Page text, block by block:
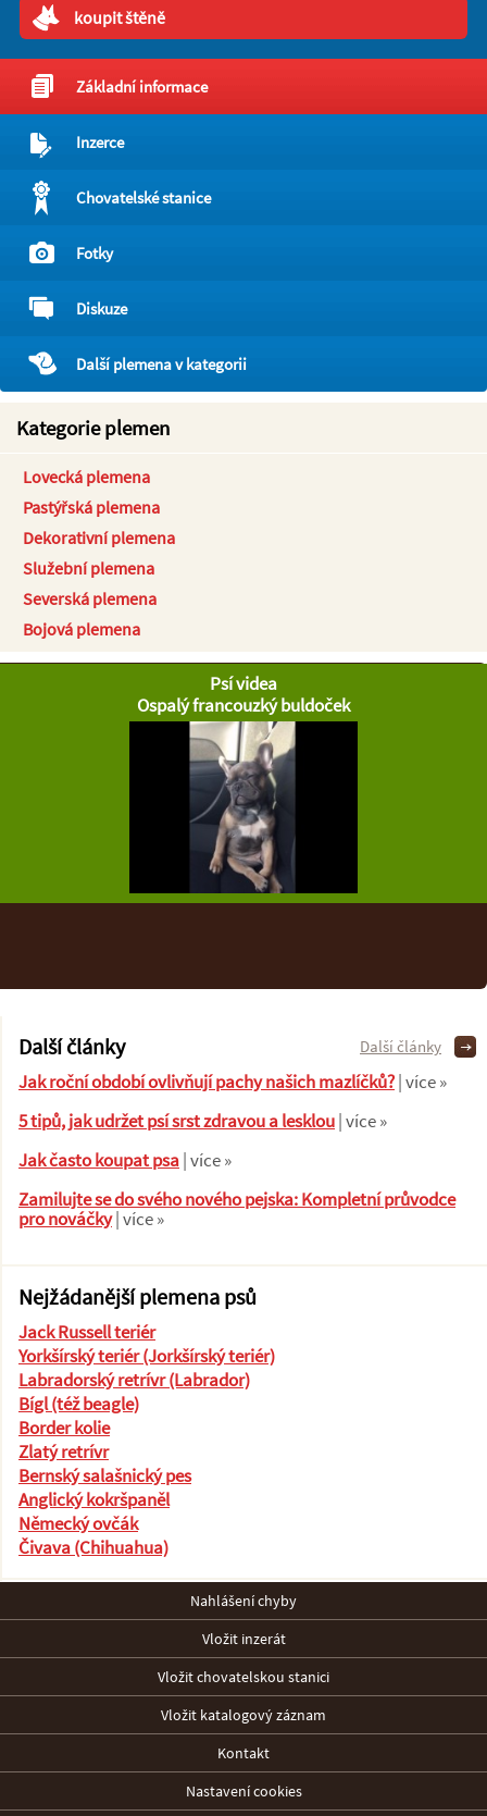
koupit štěně
Základní informace
Inzerce
Chovatelské stanice
Fotky
Diskuze
Další plemena v kategorii
Kategorie plemen
Lovecká plemena
Pastýřská plemena
Dekorativní plemena
Služební plemena
Severská plemena
Bojová plemena
Psí videa
Ospalý francouzký buldoček
Další články
Jak roční období ovlivňují pachy našich mazlíčků?| více »
5 tipů, jak udržet psí srst zdravou a lesklou| více »
Jak často koupat psa| více »
Zamilujte se do svého nového pejska: Kompletní průvodce
pro nováčky| více »
Další články
Nejžádanější plemena psů
Jack Russell teriér
Yorkšírský teriér (Jorkšírský teriér)
Labradorský retrívr (Labrador)
Bígl (též beagle)
Border kolie
Zlatý retrívr
Bernský salašnický pes
Anglický kokršpaněl
Německý ovčák
Čivava (Chihuahua)
Nahlášení chyby
Vložit inzerát
Vložit chovatelskou stanici
Vložit katalogový záznam
Kontakt
Nastavení cookies